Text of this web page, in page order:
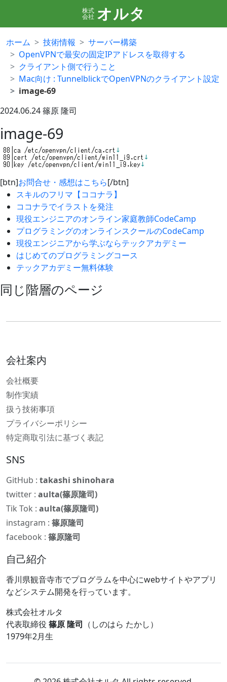
株式
会社 オルタ
ホーム 技術情報
サーバー構築
OpenVPNで最安の固定IPアドレスを取得する
クライアント側で行うこと
Mac向け : TunnelblickでOpenVPNのクライアント設定
image-69
2024.06.24篠原 隆司
image-69
[btn]お問合せ・感想はこちら[/btn]
スキルのフリマ【ココナラ】
ココナラでイラストを発注
現役エンジニアのオンライン家庭教師CodeCamp
プログラミングのオンラインスクールのCodeCamp
現役エンジニアから学ぶならテックアカデミー
はじめてのプログラミングコース
テックアカデミー無料体験
同じ階層のページ
会社案内
会社概要
制作実績
扱う技術事項
プライバシーポリシー
特定商取引法に基づく表記
SNS
GitHub : takashi shinohara
twitter : aulta(篠原隆司)
Tik Tok : aulta(篠原隆司)
instagram : 篠原隆司
facebook : 篠原隆司
自己紹介
香川県観音寺市でプログラムを中心にwebサイトやアプリ
などシステム開発を行っています。
株式会社オルタ
代表取締役 篠原 隆司 （しのはら たかし）
1979年2月生